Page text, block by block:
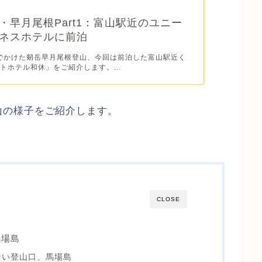
早月尾根Part1：富山駅近のユニー
スホテルに前泊
けた剱岳早月尾根登山、今回は前泊した富山駅近く
ホテル和休」をご紹介します。...
様子をご紹介します。
CLOSE
島
登山口、馬場島